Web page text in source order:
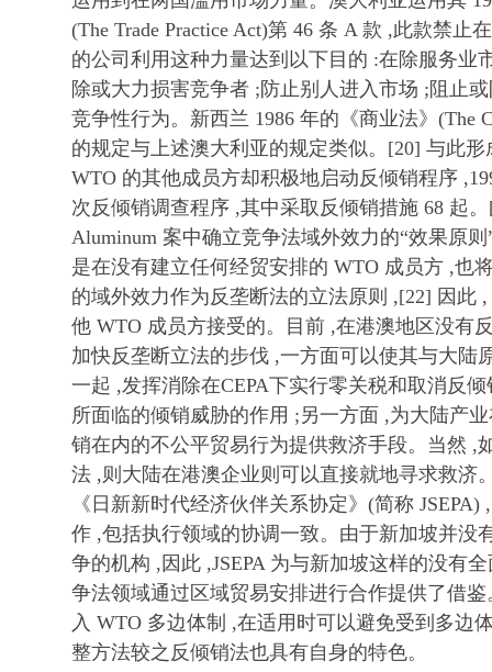
(The Trade Practice Act)第 46 条 A 款 ,此款禁止
的公司利用这种力量达到以下目的 :在除服务业
除或大力损害竞争者 ;防止别人进入市场 ;阻止
竞争性行为。新西兰 1986 年的《商业法》(The
的规定与上述澳大利亚的规定类似。[20] 与此
WTO 的其他成员方却积极地启动反倾销程序
次反倾销调查程序 ,其中采取反倾销措施 68 起
Aluminum 案中确立竞争法域外效力的“效果原
是在没有建立任何经贸安排的 WTO 成员方 ,也
的域外效力作为反垄断法的立法原则 ,[22] 因此
他 WTO 成员方接受的。目前 ,在港澳地区没有
加快反垄断立法的步伐 ,一方面可以使其与大陆
一起 ,发挥消除在CEPA下实行零关税和取消反
所面临的倾销威胁的作用 ;另一方面 ,为大陆产
销在内的不公平贸易行为提供救济手段。当然 ,
法 ,则大陆在港澳企业则可以直接就地寻求救济
《日新新时代经济伙伴关系协定》(简称
作 ,包括执行领域的协调一致。由于新加坡并没
争的机构 ,因此 ,JSEPA 为与新加坡这样的没有
争法领域通过区域贸易安排进行合作提供了借
入 WTO 多边体制 ,在适用时可以避免受到多边
整方法较之反倾销法也具有自身的特色。